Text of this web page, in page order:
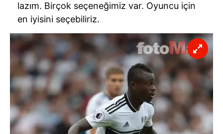
lazım. Birçok seçeneğimiz var. Oyuncu için
en iyisini seçebiliriz.